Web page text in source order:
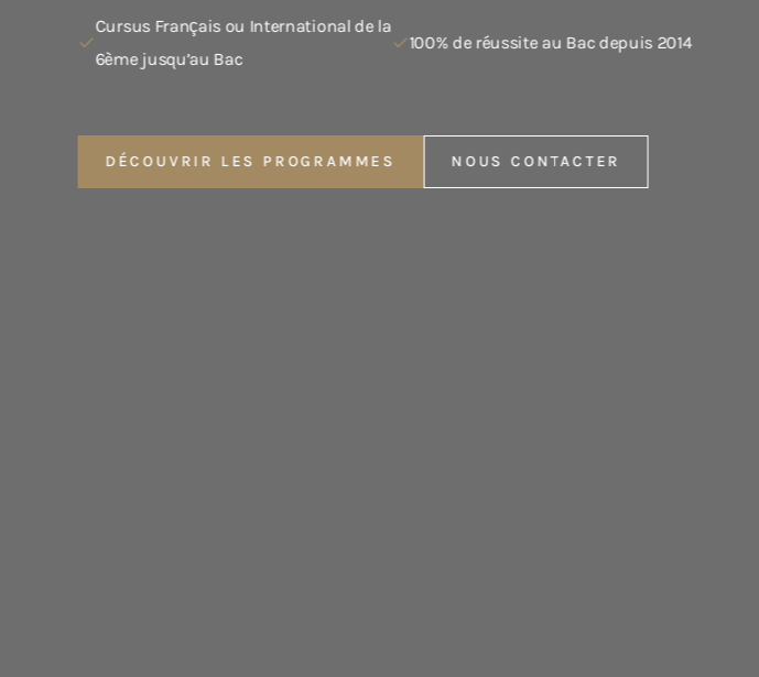
DÉCOUVRIR LES PROGRAMMES
CANDIDATER
MAINTENANT